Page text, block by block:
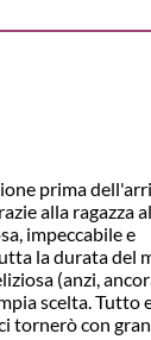
prima
alla ragazza
impeccabile e
la durata del
(anzi,
scelta. Tutto
tornerò con